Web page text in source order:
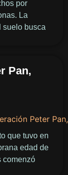
por
La
suelo busca
Pan,
que tuvo en
edad de
comenzó